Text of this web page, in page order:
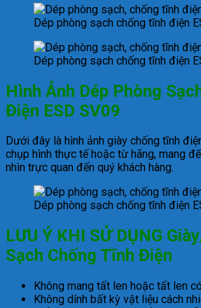
Dép phòng sạch chống tĩnh điện
Dép phòng sạch chống tĩnh điện
Hình Ảnh Dép Phòng
Điện ESD SV09
Dưới đây là hình ảnh giày chống tĩnh
chụp hình thực tế hoặc từ hãng, mang
nhìn trực quan đến quý khách hàng.
Dép phòng sạch chống tĩnh điện
LƯU Ý KHI SỬ DỤNG
Sạch Chống Tĩnh Điện
Không mang tất len ​​hoặc tất len
Không dính bất kỳ vật liệu cách